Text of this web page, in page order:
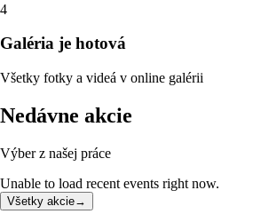
4
Galéria je hotová
Všetky fotky a videá v online galérii
Nedávne akcie
Výber z našej práce
Unable to load recent events right now.
Všetky akcie→